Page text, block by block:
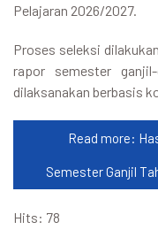
Pelajaran 2026/2027.
Proses seleksi
rapor semester
dilaksanakan berbasis
Read more:
Semester Ganjil
Hits: 78